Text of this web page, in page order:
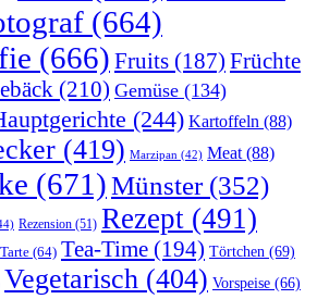
(664)
(666) Fruits (187) Früchte
(210) Gemüse (134)
(244) Kartoffeln (88)
(419) Marzipan (42) Meat (88)
(671)Münster(352)
Rezension (51) Rezept (491)
Tarte (64) Tea-Time (194) Törtchen (69)
Vegetarisch (404) Vorspeise (66)